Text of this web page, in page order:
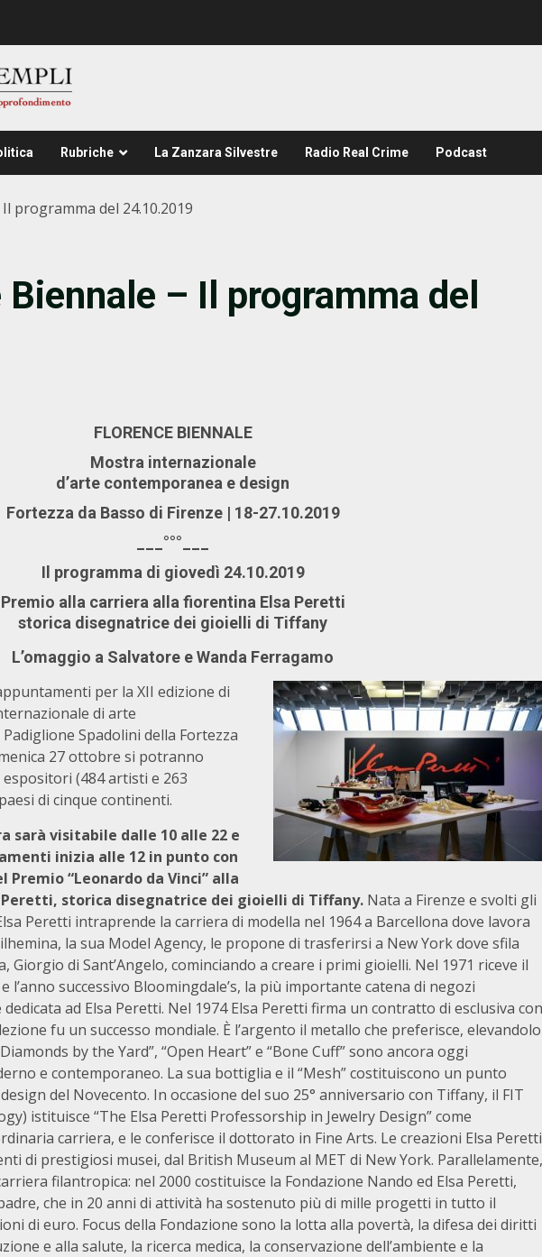
Rubriche La Zanzara Silvestre Radio Real Crime Podcast
programma del 24.10.2019
– Il programma del
FLORENCE BIENNALE
Mostra internazionale
d’arte contemporanea e design
Fortezza da Basso di Firenze | 18-27.10.2019
___°°°___
Il programma di giovedì 24.10.2019
Premio alla carriera alla fiorentina Elsa Peretti
storica disegnatrice dei gioielli di Tiffany
L’omaggio a Salvatore e Wanda Ferragamo
per la XII edizione di
di arte
Spadolini della Fortezza
27 ottobre si potranno
(484 artisti e 263
di cinque continenti.
sarà visitabile dalle 10 alle 22 e
inizia alle 12 in punto con
Premio “Leonardo da Vinci” alla
Peretti, storica disegnatrice dei gioielli di Tiffany. Nata a Firenze e svolti gli
Peretti intraprende la carriera di modella nel 1964 a Barcellona dove lavora
la sua Model Agency, le propone di trasferirsi a New York dove sfila
Giorgio di Sant’Angelo, cominciando a creare i primi gioielli. Nel 1971 riceve il
l’anno successivo Bloomingdale’s, la più importante catena di negozi
ad Elsa Peretti. Nel 1974 Elsa Peretti firma un contratto di esclusiva con
fu un successo mondiale. È l’argento il metallo che preferisce, elevandolo
by the Yard”, “Open Heart” e “Bone Cuff” sono ancora oggi
e contemporaneo. La sua bottiglia e il “Mesh” costituiscono un punto
del Novecento. In occasione del suo 25° anniversario con Tiffany, il FIT
istituisce “The Elsa Peretti Professorship in Jewelry Design” come
carriera, e le conferisce il dottorato in Fine Arts. Le creazioni Elsa Peretti
di prestigiosi musei, dal British Museum al MET di New York. Parallelamente,
filantropica: nel 2000 costituisce la Fondazione Nando ed Elsa Peretti,
che in 20 anni di attività ha sostenuto più di mille progetti in tutto il
di euro. Focus della Fondazione sono la lotta alla povertà, la difesa dei diritti
e alla salute, la ricerca medica, la conservazione dell’ambiente e la